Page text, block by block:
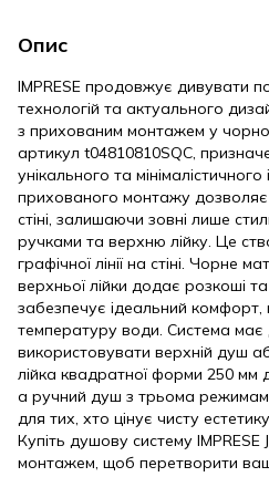
Опис
IMPRESE продовжує дивувати
технологій та актуального
з прихованим монтажем у
артикул t04810810SQC,
унікального та
прихованого монтажу дозволяє
стіні, залишаючи зовні лише
ручками та верхню лійку. Це
графічної лінії на стіні. Чорне
верхньої лійки додає розкоші
забезпечує ідеальний
температуру води. Система має
використовувати верхній душ
лійка квадратної форми 250 мм
а ручний душ з трьома
для тих, хто цінує чисту
Купіть душову систему
монтажем, щоб перетворити